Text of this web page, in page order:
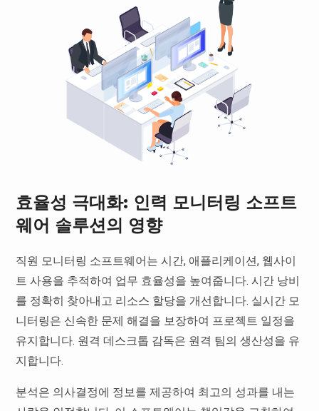
효율성 극대화: 인력 모니터링 소프트
웨어 솔루션의 영향
직원 모니터링 소프트웨어는 시간, 애플리케이션, 웹사이
트 사용을 추적하여 업무 효율성을 높여줍니다. 시간 낭비
를 정확히 찾아내고 리소스 할당을 개선합니다. 실시간 모
니터링은 신속한 문제 해결을 보장하여 프로젝트 일정을
유지합니다. 원격 데스크톱 감독은 원격 팀의 생산성을 유
지합니다.
분석은 의사결정에 정보를 제공하여 최고의 성과를 내는